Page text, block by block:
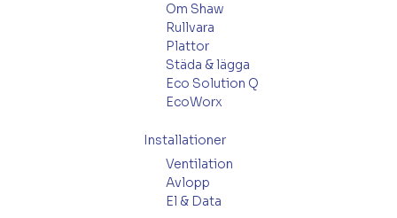
Om Shaw
Rullvara
Plattor
Städa & lägga
Eco Solution Q
EcoWorx
Installationer
Ventilation
Avlopp
El & Data